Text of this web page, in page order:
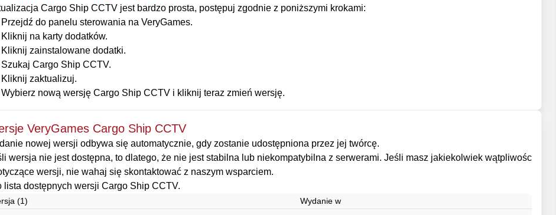
Cargo Ship CCTV jest bardzo prosta, postępuj zgodnie z poniższymi krokami:
Przejdź do panelu sterowania na VeryGames.
Kliknij na karty dodatków.
Kliknij zainstalowane dodatki.
Szukaj Cargo Ship CCTV.
Kliknij zaktualizuj.
Wybierz nową wersję Cargo Ship CCTV i kliknij teraz zmień wersję.
VeryGames Cargo Ship CCTV
nowej wersji odbywa się automatycznie, gdy zostanie udostępniona przez jej twórcę.
wersja nie jest dostępna, to dlatego, że nie jest stabilna lub niekompatybilna z serwerami. Jeśli masz jakiekolwiek wątpliwośc
wersji, nie wahaj się skontaktować z naszym wsparciem.
lista dostępnych wersji Cargo Ship CCTV.
(1) Wydanie w